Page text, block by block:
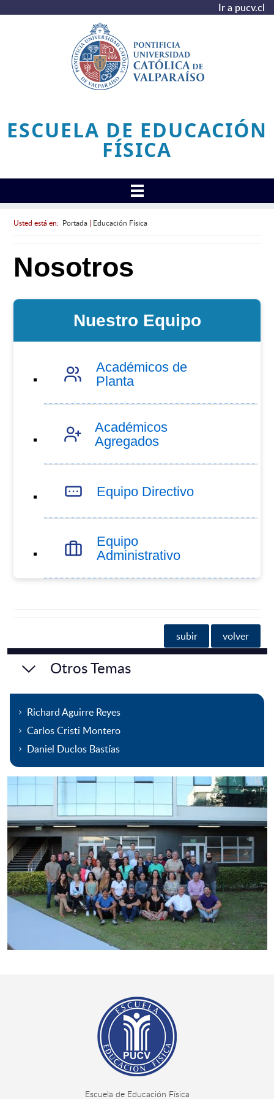
Ir a pucv.cl
ESCUELA DE EDUCACIÓN
FÍSICA
Usted está en: Portada| Educación Física
Nosotros
Nuestro Equipo
Académicos de
Planta
Académicos
Agregados
Equipo Directivo
Equipo
Administrativo
subir volver
Otros Temas
Richard Aguirre Reyes
Carlos Cristi Montero
Daniel Duclos Bastías
Escuela de Educación Física